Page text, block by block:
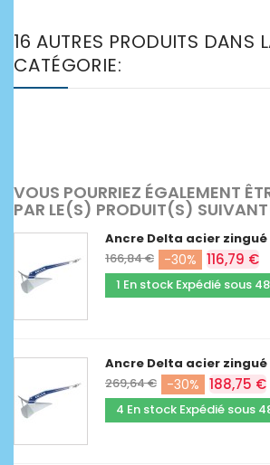
16 AUTRES PRODUITS DANS
CATÉGORIE:
VOUS POURRIEZ ÉGALEMENT
PAR LE(S) PRODUIT(S)
Ancre Delta acier zingué
166,84 €
-30% 116,79 €
1 En stock Expédié sous
Ancre Delta acier zingué
269,64 €
-30% 188,75 €
4 En stock Expédié sous